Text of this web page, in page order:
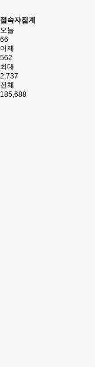
접속자집계
오늘
66
어제
562
최대
2,737
전체
185,688